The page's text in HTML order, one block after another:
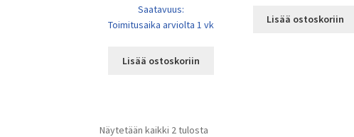
Saatavuus:
Toimitusaika arviolta 1 vk
Lisää ostoskoriin
Lisää ostoskoriin
Näytetään kaikki 2 tulosta